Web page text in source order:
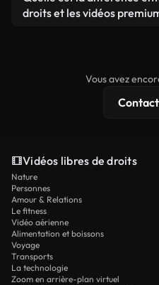
prêtes à l'emploi.
remixer nos vidéos.
droits et les vidéos
résolution 4K et des
Vous avez
Vidéos libres de droits
Nature
Personnes
Amour & Relations
Le fitness
Vidéo aérienne
Alimentation et boissons
Voyage
Transports
La technologie
Zoom en arrière-plan virtuel